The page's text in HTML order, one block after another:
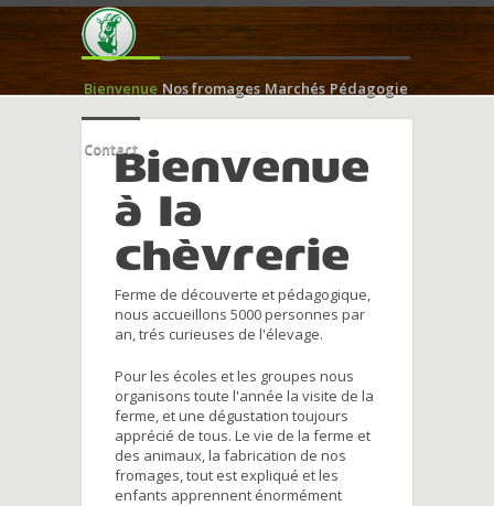
Bienvenue Nos fromages Marchés Pédagogie
ContactBienvenue
à la
chèvrerie
Ferme de découverte et pédagogique,
nous accueillons 5000 personnes par
an, trés curieuses de l'élevage.
Pour les écoles et les groupes nous
organisons toute l'année la visite de la
ferme, et une dégustation toujours
apprécié de tous. Le vie de la ferme et
des animaux, la fabrication de nos
fromages, tout est expliqué et les
enfants apprennent énormément